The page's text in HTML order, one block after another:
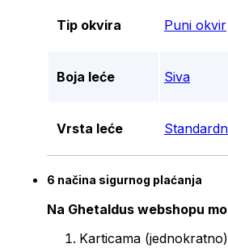
Tip okvira Puni okvir
Boja leće Siva
Vrsta leće
6 načina sigurnog plaćanja
Na Ghetaldus webshopu
Karticama (jednokratno)